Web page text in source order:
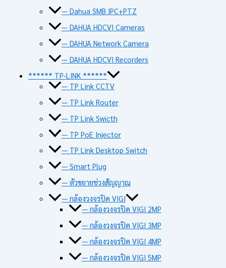
— Dahua SMB IPC+PTZ
— DAHUA HDCVI Cameras
— DAHUA Network Camera
— DAHUA HDCVI Recorders
****** TP-LINK ******
— TP Link CCTV
— TP Link Router
— TP Link Swicth
— TP PoE Injector
— TP Link Desktop Switch
— Smart Plug
— ตัวขยายช่วงสัญญาณ
— กล้องวงจรปิด VIGI
— กล้องวงจรปิด VIGI 2MP
— กล้องวงจรปิด VIGI 3MP
— กล้องวงจรปิด VIGI 4MP
— กล้องวงจรปิด VIGI 5MP